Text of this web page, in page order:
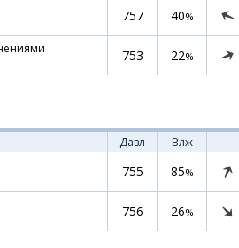
757 40%
753 22%
Давл Влж
755 85%
756 26%